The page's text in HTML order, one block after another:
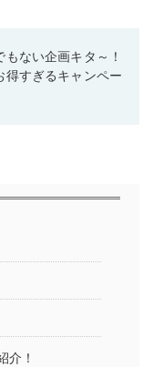
ない企画キタ～！
得すぎるキャンペー
介！